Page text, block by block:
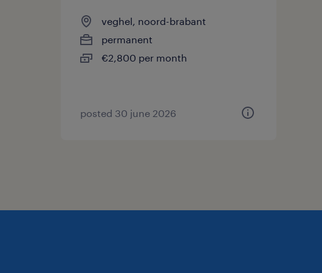
veghel, noord-brabant
permanent
€2,800 per month
posted 30 june 2026